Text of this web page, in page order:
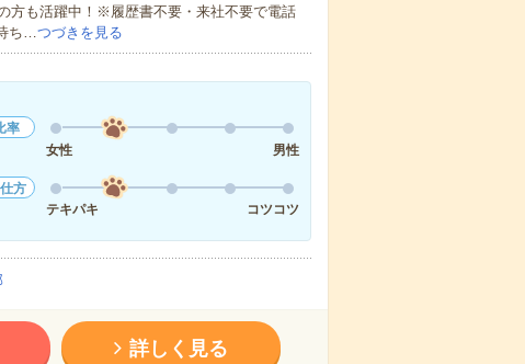
も活躍中！※履歴書不要・来社不要で電話
ち…つづきを見る
率
女性
男性
方
テキパキ
コツコツ
詳しく見る